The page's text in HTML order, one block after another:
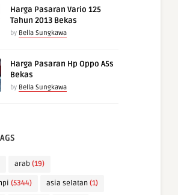
Harga Pasaran Vario 125
Tahun 2013 Bekas
by Bella Sungkawa
Harga Pasaran Hp Oppo A5s
Bekas
by Bella Sungkawa
arab (19)
(5344) asia selatan (1)